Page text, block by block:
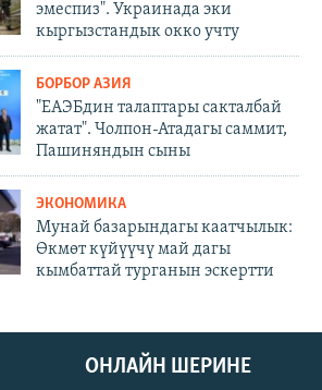
эмеспиз". Украинада эки
кыргызстандык окко учту
БОРБОР АЗИЯ
"ЕАЭБдин талаптары сакталбай
жатат". Чолпон-Атадагы саммит,
Пашиняндын сыны
ЭКОНОМИКА
Мунай базарындагы каатчылык:
Өкмөт күйүүчү май дагы
кымбаттай турганын эскертти
ОНЛАЙН ШЕРИНЕ